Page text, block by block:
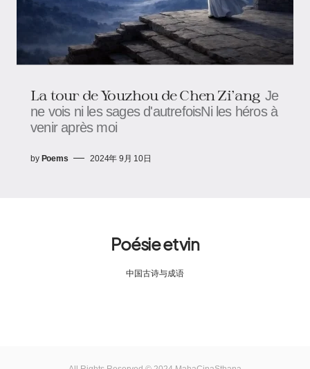
La tour de Youzhou de Chen Zi'ang Je
ne vois ni les sages d'autrefoisNi les héros à
venir après moi
by Poems 2024年 9月 10日
Poésie et vin
中国古诗与成语